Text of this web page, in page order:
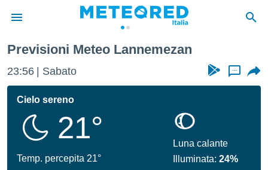
di
per
le
Previsioni Meteo Lannemezan
23:56 Sabato ...
Cielo sereno
21°
Temp. percepita 21°
Luna calante
Illuminata:24%